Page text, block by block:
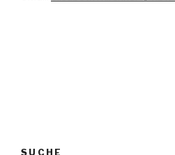
SUCHE